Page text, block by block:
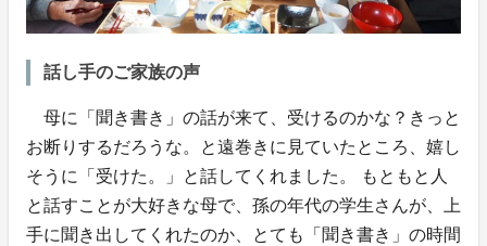
話し手のご家族の声
母に「聞き書き」の話が来て、受けるのかな？きっと
お断りするだろうな。と遠巻きに見ていたところ、嬉し
そうに「受けた。」と話してくれました。 もともと人
と話すことが大好きな母で、孫の年代の学生さんが、上
手に聞き出してくれたのか、とても「聞き書き」の時間